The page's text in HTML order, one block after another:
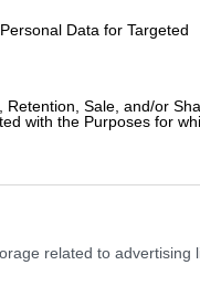
Data for Targeted
Sale, and/or
with the Purposes for
related to advertising
αυξάνουν
στη Φινλανδία -